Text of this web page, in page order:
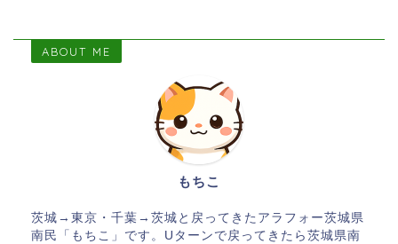
ABOUT ME
もちこ
茨城→東京・千葉→茨城と戻ってきたアラフォー茨城県
南民「もちこ」です。Uターンで戻ってきたら茨城県南